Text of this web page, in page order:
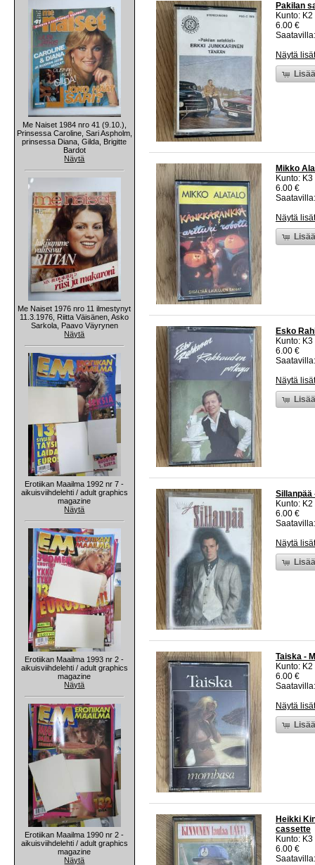
Me Naiset 1984 nro 41 (9.10.),
Prinsessa Caroline, Sari Aspholm,
prinsessa Diana, Gilda, Brigitte
Bardot
Näytä
Me Naiset 1976 nro 11 ilmestynyt
11.3.1976, Riitta Väisänen, Asko
Sarkola, Paavo Väyrynen
Näytä
Erotiikan Maailma 1992 nr 7 -
aikuisviihdelehti / adult graphics
magazine
Näytä
Erotiikan Maailma 1993 nr 2 -
aikuisviihdelehti / adult graphics
magazine
Näytä
Erotiikan Maailma 1990 nr 2 -
aikuisviihdelehti / adult graphics
magazine
Näytä
Pakilan
Kunto:
6.00 €
Näytä
Mikko
Kunto:
6.00 €
Näytä
Esko
Kunto:
6.00 €
Näytä
Sillanpää
Kunto:
6.00 €
Näytä
Taiska -
Kunto:
6.00 €
Näytä
Heikki
cassette
Kunto:
6.00 €